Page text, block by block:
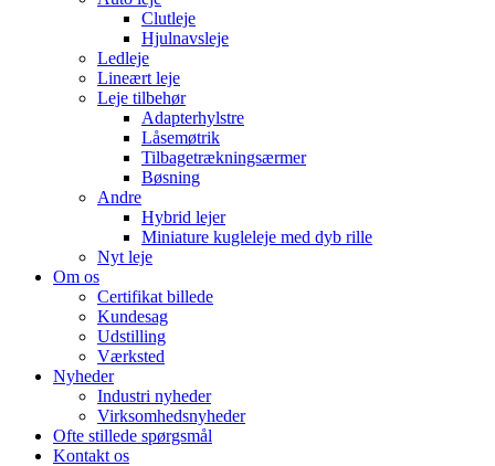
Clutleje
Hjulnavsleje
Ledleje
Lineært leje
Leje tilbehør
Adapterhylstre
Låsemøtrik
Tilbagetrækningsærmer
Bøsning
Andre
Hybrid lejer
Miniature kugleleje med dyb rille
Nyt leje
Om os
Certifikat billede
Kundesag
Udstilling
Værksted
Nyheder
Industri nyheder
Virksomhedsnyheder
Ofte stillede spørgsmål
Kontakt os